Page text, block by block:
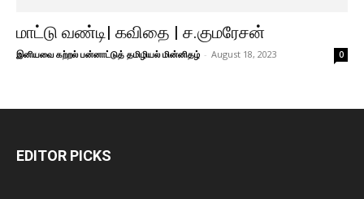
மாட்டு வண்டி| கவிதை | ச.குமரேசன்
இனியவை கற்றல் பன்னாட்டுத் தமிழியல் மின்னிதழ் - August 18, 2023 0
EDITOR PICKS